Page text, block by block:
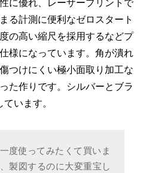
に優れ、レーザープリントで
る計測に便利なゼロスタート
の高い縮尺を採用するなどプ
様になっています。角が潰れ
つけにくい極小面取り加工な
た作りです。シルバーとブラ
います。
度使ってみたくて買いま
製図するのに大変重宝し